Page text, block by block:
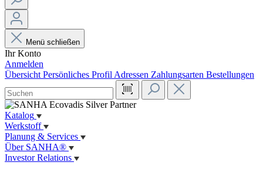
Menü schließen
Ihr Konto
Anmelden
Übersicht Persönliches Profil Adressen Zahlungsarten Bestellungen
Katalog
Werkstoff
Planung & Services
Über SANHA®
Investor Relations